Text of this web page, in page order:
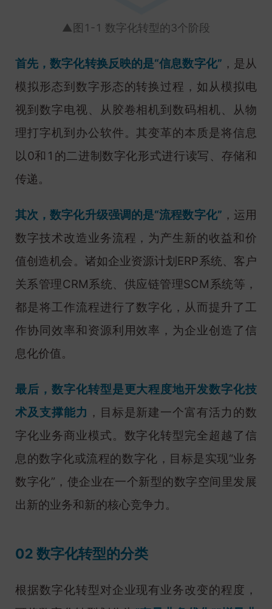
▲图1-1 数字化转型的3个阶段
首先，数字化转换反映的是“信息数字化” ，是从
模拟形态到数字形态的转换过程，如从模拟电
视到数字电视、从胶卷相机到数码相机、从物
理打字机到办公软件。其变革的本质是将信息
以0和1的二进制数字化形式进行读写、存储和
传递。
其次，数字化升级强调的是“流程数字化” ，运用
数字技术改造业务流程，为产生新的收益和价
值创造机会。诸如企业资源计划ERP系统、客户
关系管理CRM系统、供应链管理SCM系统等，
都是将工作流程进行了数字化，从而提升了工
作协同效率和资源利用效率，为企业创造了信
息化价值。
最后，数字化转型是更大程度地开发数字化技
术及支撑能力 ，目标是新建一个富有活力的数
字化业务商业模式。数字化转型完全超越了信
息的数字化或流程的数字化，目标是实现“业务
数字化”，使企业在一个新型的数字空间里发展
出新的业务和新的核心竞争力。
02 数字化转型的分类
根据数字化转型对企业现有业务改变的程度，